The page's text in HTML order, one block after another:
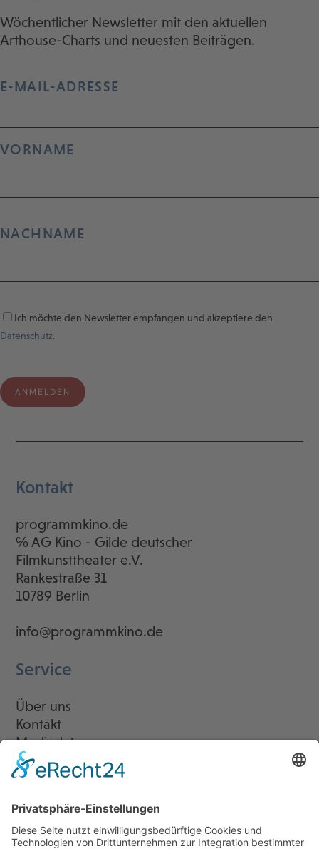
Wöchentlicher Newsletter mit den aktuellen
Arthouse-Charts und neuesten Beiträgen.
E-MAIL-ADRESSE
VORNAME
NACHNAME
Ich möchte den Newsletter empfangen und akzeptiere den
Datenschutz.
Kontakt
programmkino.de
℅ AG Kino - Gilde deutscher
Filmkunsttheater e.V.
Rankestraße 31
10789 Berlin
info@programmkino.de
Service
Über uns
Kontakt
Mediadaten
Newsletter
LogIn
Legal